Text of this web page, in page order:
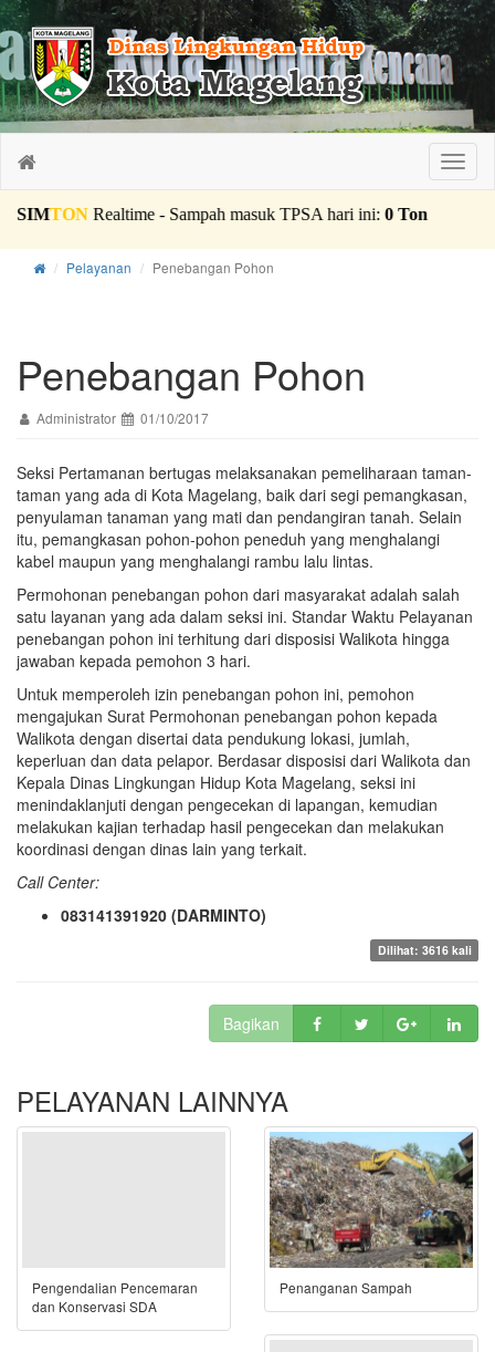
Pelayanan Penebangan Pohon
Penebangan Pohon
Administrator 01/10/2017
Seksi Pertamanan bertugas melaksanakan pemeliharaan taman-
taman yang ada di Kota Magelang, baik dari segi pemangkasan,
penyulaman tanaman yang mati dan pendangiran tanah. Selain
itu, pemangkasan pohon-pohon peneduh yang menghalangi
kabel maupun yang menghalangi rambu lalu lintas.
Permohonan penebangan pohon dari masyarakat adalah salah
satu layanan yang ada dalam seksi ini. Standar Waktu Pelayanan
penebangan pohon ini terhitung dari disposisi Walikota hingga
jawaban kepada pemohon 3 hari.
Untuk memperoleh izin penebangan pohon ini, pemohon
mengajukan Surat Permohonan penebangan pohon kepada
Walikota dengan disertai data pendukung lokasi, jumlah,
keperluan dan data pelapor. Berdasar disposisi dari Walikota dan
Kepala Dinas Lingkungan Hidup Kota Magelang, seksi ini
menindaklanjuti dengan pengecekan di lapangan, kemudian
melakukan kajian terhadap hasil pengecekan dan melakukan
koordinasi dengan dinas lain yang terkait.
Call Center:
083141391920 (DARMINTO)
Dilihat: 3616 kali
Bagikan
PELAYANAN LAINNYA
Pengendalian Pencemaran
dan Konservasi SDA
Penanganan Sampah